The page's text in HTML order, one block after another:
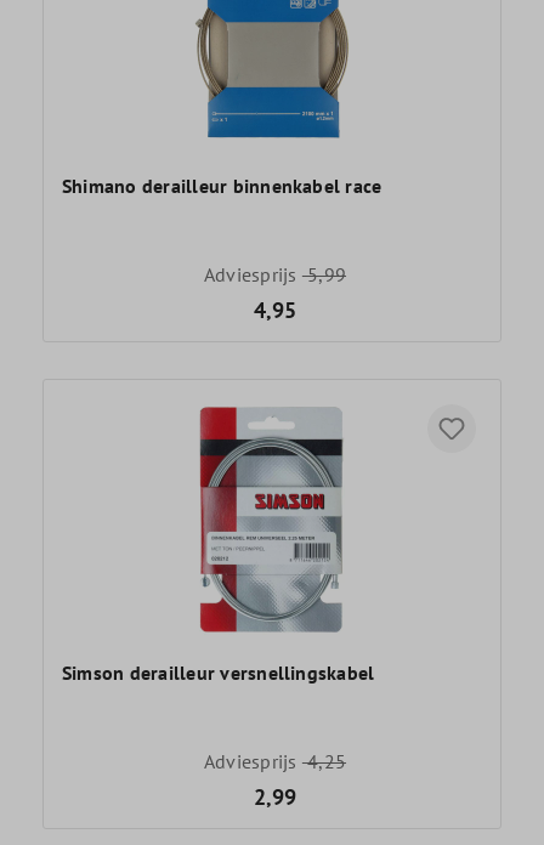
Shimano derailleur binnenkabel race
Adviesprijs 5,99
4,95
Simson derailleur versnellingskabel
Adviesprijs 4,25
2,99